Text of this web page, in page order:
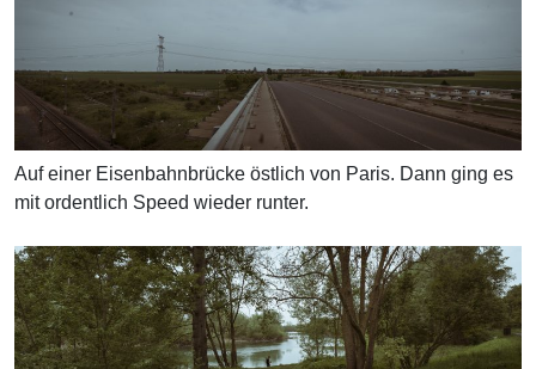
Auf einer Eisenbahnbrücke östlich von Paris. Dann ging es
mit ordentlich Speed wieder runter.